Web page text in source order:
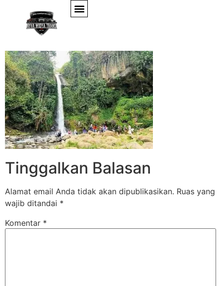
coban-jahe-malang
Tinggalkan Balasan
Alamat email Anda tidak akan dipublikasikan. Ruas yang
wajib ditandai *
Komentar *